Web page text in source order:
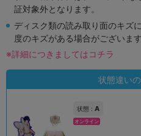
証対象外となります。
ディスク類の読み取り面のキズ
度のキズがある場合がございます
※詳細につきましてはコチラ
状態違い
状態 : A
オンライン